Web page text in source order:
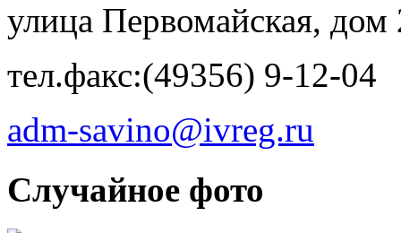
улица Первомайская, дом
тел.факс:(49356) 9-12-04
adm-savino@ivreg.ru
Случайное фото